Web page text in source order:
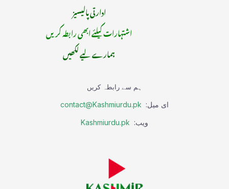
ادارتی پالیسیز
اشتہارات کیلئے ابھی رابطہ کریں
ہمارے لیے لکھیں
ہم سے رابطہ کریں
ای میل: contact@Kashmiurdu.pk
ویب: Kashmiurdu.pk